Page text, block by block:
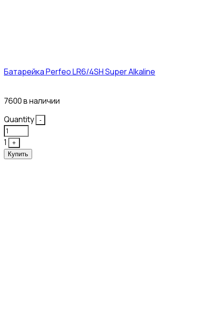
Батарейка Perfeo LR6/4SH Super Alkaline
7600 в наличии
Quantity
-
1
+
Купить